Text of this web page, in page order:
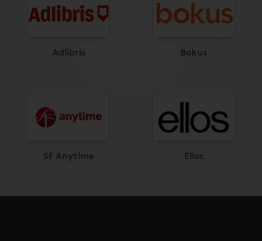
Adlibris Bokus
SF Anytime Ellos